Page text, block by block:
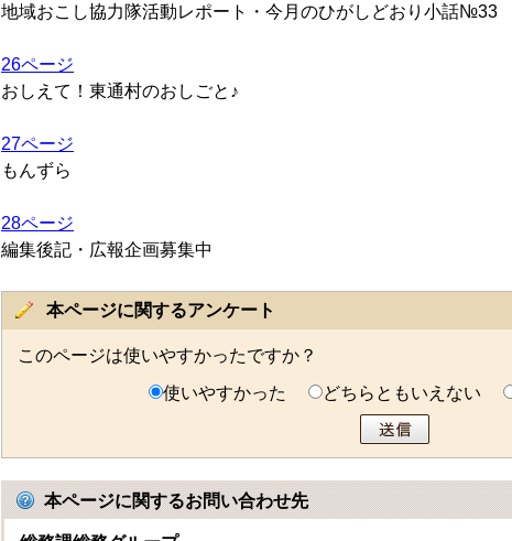
地域おこし協力隊活動レポート・今月のひがしどおり小話№33
26ページ
おしえて！東通村のおしごと♪
27ページ
もんずら
28ページ
編集後記・広報企画募集中
本ページに関するアンケート
このページは使いやすかったですか？
使いやすかった
どちらともいえない
本ページに関するお問い合わせ先